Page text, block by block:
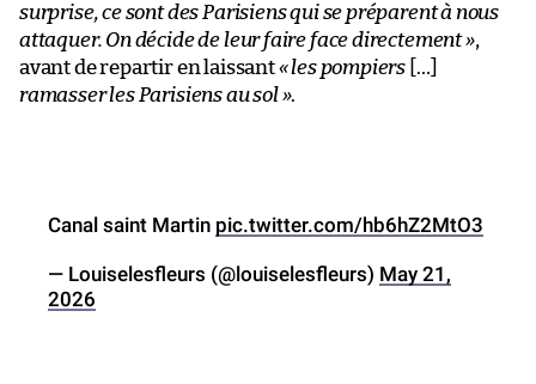
surprise, ce sont des Parisiens qui se préparent à nous
attaquer. On décide de leur faire face directement»,
avant de repartir en laissant«les pompiers […]
ramasser les Parisiens au sol».
Canal saint Martin pic.twitter.com/hb6hZ2MtO3
— Louiselesfleurs (@louiselesfleurs) May 21,
2026